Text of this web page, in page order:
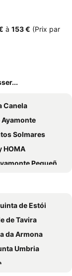
à ‎153 € (Prix par
Canela
Solmares
HOMA
en el Algarve Español Entrada Lunes
Rooms
Horta do mar
& SPA
Unique Hotel
de Estói
de Tavira
da Armona
Umbria